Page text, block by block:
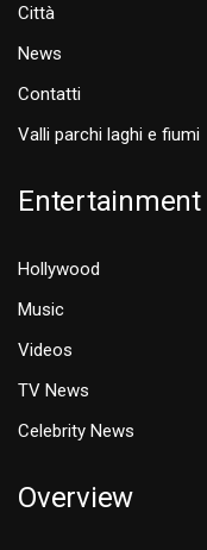
Città
News
Contatti
Valli parchi laghi e fiumi
Entertainment
Hollywood
Music
Videos
TV News
Celebrity News
Overview